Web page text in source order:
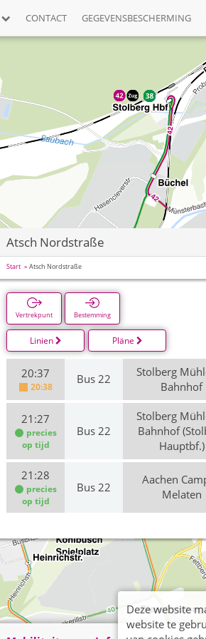
CONTACT GEGEVENSBESCHERMING
Atsch Nordstraße
Start Atsch Nordstraße
Vertrekpunt Bestemming
Linien Pläne
20:37
20:38
Bus 22
Stolberg
Bahnhof
21:27
precies
op tijd
Bus 22
Stolberg
Bahnhof
Hauptbf.)
21:28
precies
op tijd
Bus 22
Aachen
Melaten
Deze website
website te